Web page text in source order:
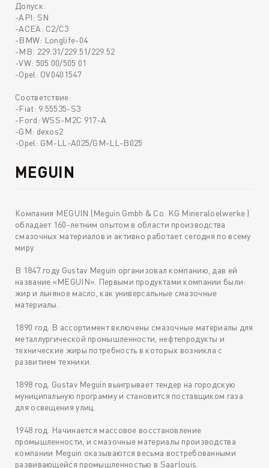
Допуск:
-API: SN
-ACEA: C2/C3
-BMW: Longlife-04
-MB: 229.31/229.51/229.52
-VW: 505 00/505 01
-Opel: OV0401547
Соответствие:
-Fiat: 9.55535-S3
-Ford: WSS-M2C 917-A
-GM: dexos2
-Opel: GM-LL-A025/GM-LL-B025
MEGUIN
Компания MEGUIN (Meguin Gmbh & Co. KG Mineraloelwerke )
обладает 160-летним опытом в области производства
смазочных материалов и активно работает сегодня по всему
миру.
В 1847 году Gustav Meguin организовал компанию, дав ей
название «MEGUIN». Первыми продуктами компании были:
жир и льняное масло, как универсальные смазочные
материалы.
1890 год. В ассортимент включены смазочные материалы для
металлургической промышленности, нефтепродукты и
технические жиры потребность в которых возникла с
развитием техники.
1898 год. Gustav Meguin выигрывает тендер на городскую
муниципальную программу и становится поставщиком газа
для освещения улиц.
1948 год. Начинается массовое восстановление
промышленности, и смазочные материалы производства
компании Meguin оказываются весьма востребованными
развивающейся промышленностью в Saarlouis.